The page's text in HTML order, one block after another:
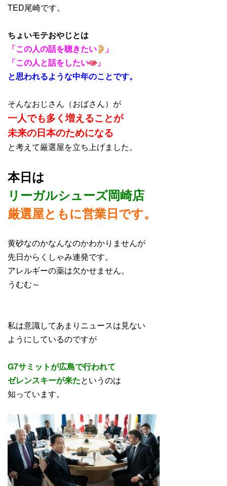
TED尾崎です。
ちょいモテおやじとは
「この人の話を聴きたい
」
「この人と話をしたい
」
と思われるような中年のことです。
そんなおじさん（おばさん）が
一人でも多く増えることが
未来の日本のためになる
と考えて厳選屋を立ち上げました。
本日は
リーガルシューズ岡崎店
厳選屋ともに営業日です。
黄砂なのかなんなのかわかりませんが
先日からくしゃみ連発です。
アレルギーの薬は欠かせません。
うむむ～
私は意識してあまりニュースは見ない
ようにしているのですが
G7サミットが広島で行われて
ゼレンスキーが来たというのは
知っています。